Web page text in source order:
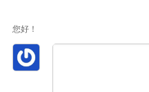
您好！